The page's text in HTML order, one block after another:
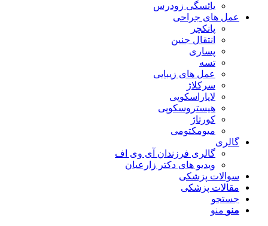
یائسگی زودرس
عمل های جراحی
پانکچر
انتقال جنین
پساری
تسه
عمل های زیبایی
سرکلاژ
لاپاراسکوپی
هیستروسکوپی
کورتاژ
میومکتومی
گالری
گالری فرزندان آی وی اف
ویدیو های دکتر زارعیان
سوالات پزشکی
مقالات پزشکی
جستجو
منو منو